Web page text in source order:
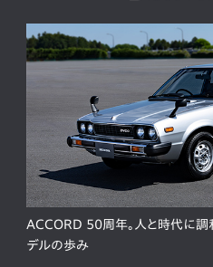
ACCORD 50周年。人と時代に調
デルの歩み